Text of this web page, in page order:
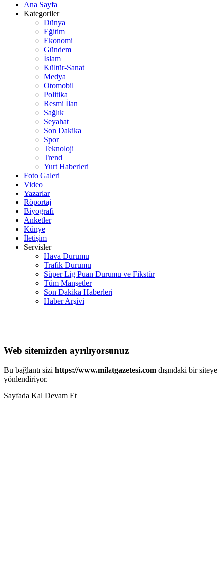
Ana Sayfa
Kategoriler
Dünya
Eğitim
Ekonomi
Gündem
İslam
Kültür-Sanat
Medya
Otomobil
Politika
Resmi İlan
Sağlık
Seyahat
Son Dakika
Spor
Teknoloji
Trend
Yurt Haberleri
Foto Galeri
Video
Yazarlar
Röportaj
Biyografi
Anketler
Künye
İletişim
Servisler
Hava Durumu
Trafik Durumu
Süper Lig Puan Durumu ve Fikstür
Tüm Manşetler
Son Dakika Haberleri
Haber Arşivi
Web sitemizden ayrılıyorsunuz
Bu bağlantı sizi https://www.milatgazetesi.com dışındaki bir siteye
yönlendiriyor.
Sayfada Kal Devam Et